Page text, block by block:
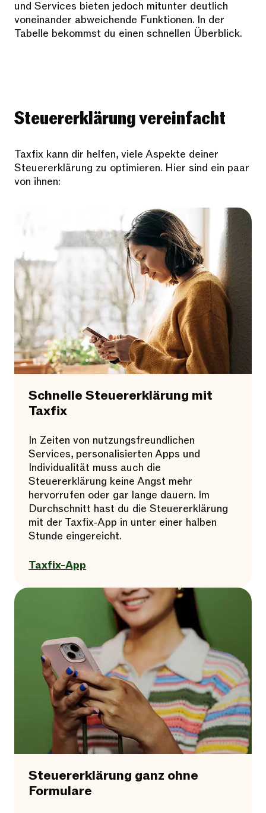
und Services bieten jedoch mitunter deutlich
voneinander abweichende Funktionen. In der
Tabelle bekommst du einen schnellen Überblick.
Steuererklärung vereinfacht
Taxfix kann dir helfen, viele Aspekte deiner
Steuererklärung zu optimieren. Hier sind ein paar
von ihnen:
Schnelle Steuererklärung mit
Taxfix​
In Zeiten von nutzungsfreundlichen
Services, personalisierten Apps und
Individualität muss auch die
Steuererklärung keine Angst mehr
hervorrufen oder gar lange dauern. Im
Durchschnitt hast du die Steuererklärung
mit der Taxfix-App in unter einer halben
Stunde eingereicht.
Taxfix-App
Steuererklärung ganz ohne
Formulare